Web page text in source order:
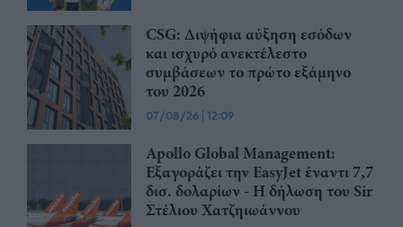
CSG: Διψήφια αύξηση εσόδων
και ισχυρό ανεκτέλεστο
συμβάσεων το πρώτο εξάμηνο
του 2026
07/08/26 | 12:09
Apollo Global Management:
Εξαγοράζει την EasyJet έναντι 7,7
δισ. δολαρίων - Η δήλωση του Sir
Στέλιου Χατζηιωάννου